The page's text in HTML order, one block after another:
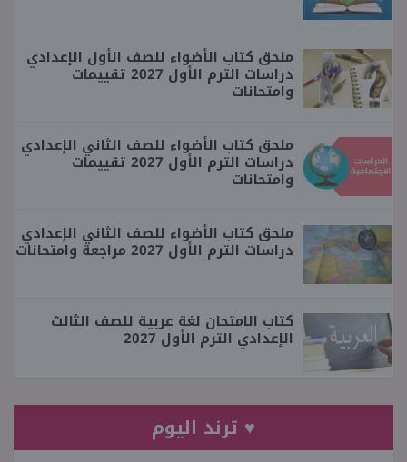
ملحق كتاب الأضواء للصف الأول الإعدادي
دراسات الترم الأول 2027 تقييمات
وامتحانات
ملحق كتاب الأضواء للصف الثاني الإعدادي
دراسات الترم الأول 2027 تقييمات
وامتحانات
ملحق كتاب الأضواء للصف الثاني الإعدادي
دراسات الترم الأول 2027 مراجعة وامتحانات
كتاب الامتحان لغة عربية للصف الثالث
الإعدادي الترم الأول 2027
♥ ترند اليوم